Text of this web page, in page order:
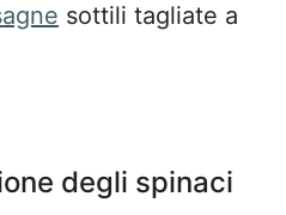
sottili tagliate a
degli spinaci